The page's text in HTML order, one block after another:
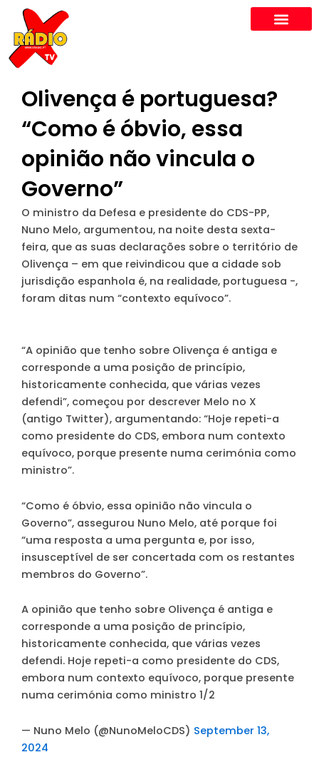
content
Olivença é portuguesa?
“Como é óbvio, essa
opinião não vincula o
Governo”
O ministro da Defesa e presidente do CDS-PP,
Nuno Melo, argumentou, na noite desta sexta-
feira, que as suas declarações sobre o território de
Olivença – em que reivindicou que a cidade sob
jurisdição espanhola é, na realidade, portuguesa -,
foram ditas num “contexto equívoco”.
“A opinião que tenho sobre Olivença é antiga e
corresponde a uma posição de princípio,
historicamente conhecida, que várias vezes
defendi”, começou por descrever Melo no X
(antigo Twitter), argumentando: “Hoje repeti-a
como presidente do CDS, embora num contexto
equívoco, porque presente numa cerimónia como
ministro”.
“Como é óbvio, essa opinião não vincula o
Governo”, assegurou Nuno Melo, até porque foi
“uma resposta a uma pergunta e, por isso,
insusceptível de ser concertada com os restantes
membros do Governo”.
A opinião que tenho sobre Olivença é antiga e
corresponde a uma posição de princípio,
historicamente conhecida, que várias vezes
defendi. Hoje repeti-a como presidente do CDS,
embora num contexto equívoco, porque presente
numa cerimónia como ministro 1/2
— Nuno Melo (@NunoMeloCDS) September 13,
2024